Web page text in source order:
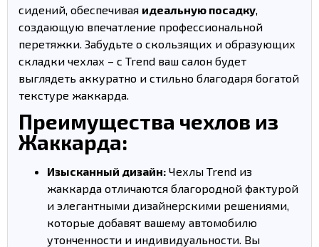
сидений, обеспечивая идеальную посадку,
создающую впечатление профессиональной
перетяжки. Забудьте о скользящих и образующих
складки чехлах – с Trend ваш салон будет
выглядеть аккуратно и стильно благодаря богатой
текстуре жаккарда.
Преимущества чехлов из
Жаккарда:
Изысканный дизайн: Чехлы Trend из
жаккарда отличаются благородной фактурой
и элегантными дизайнерскими решениями,
которые добавят вашему автомобилю
утонченности и индивидуальности. Вы